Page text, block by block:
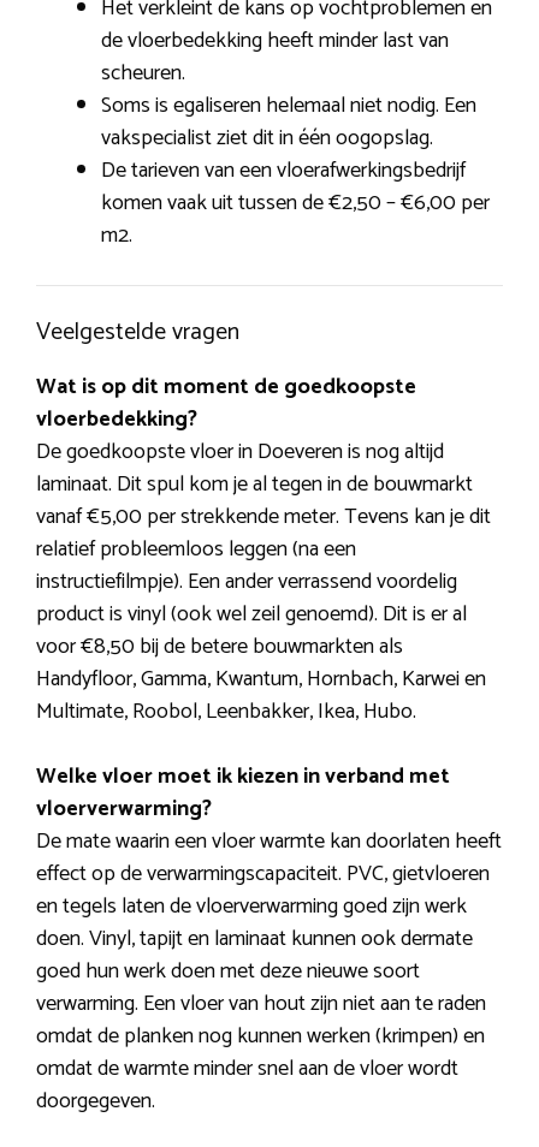
Het verkleint de kans op vochtproblemen en
de vloerbedekking heeft minder last van
scheuren.
Soms is egaliseren helemaal niet nodig. Een
vakspecialist ziet dit in één oogopslag.
De tarieven van een vloerafwerkingsbedrijf
komen vaak uit tussen de €2,50 – €6,00 per
m2.
Veelgestelde vragen
Wat is op dit moment de goedkoopste
vloerbedekking?
De goedkoopste vloer in Doeveren is nog altijd
laminaat. Dit spul kom je al tegen in de bouwmarkt
vanaf €5,00 per strekkende meter. Tevens kan je dit
relatief probleemloos leggen (na een
instructiefilmpje). Een ander verrassend voordelig
product is vinyl (ook wel zeil genoemd). Dit is er al
voor €8,50 bij de betere bouwmarkten als
Handyfloor, Gamma, Kwantum, Hornbach, Karwei en
Multimate, Roobol, Leenbakker, Ikea, Hubo.
Welke vloer moet ik kiezen in verband met
vloerverwarming?
De mate waarin een vloer warmte kan doorlaten heeft
effect op de verwarmingscapaciteit. PVC, gietvloeren
en tegels laten de vloerverwarming goed zijn werk
doen. Vinyl, tapijt en laminaat kunnen ook dermate
goed hun werk doen met deze nieuwe soort
verwarming. Een vloer van hout zijn niet aan te raden
omdat de planken nog kunnen werken (krimpen) en
omdat de warmte minder snel aan de vloer wordt
doorgegeven.